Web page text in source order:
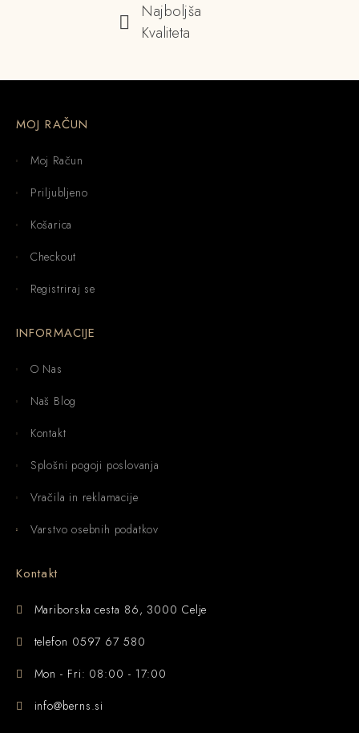
Najboljša
Kvaliteta
MOJ RAČUN
Moj Račun
Priljubljeno
Košarica
Checkout
Registriraj se
INFORMACIJE
O Nas
Naš Blog
Kontakt
Splošni pogoji poslovanja
Vračila in reklamacije
Varstvo osebnih podatkov
Kontakt
Mariborska cesta 86, 3000 Celje
telefon 0597 67 580
Mon - Fri: 08:00 - 17:00
info@berns.si